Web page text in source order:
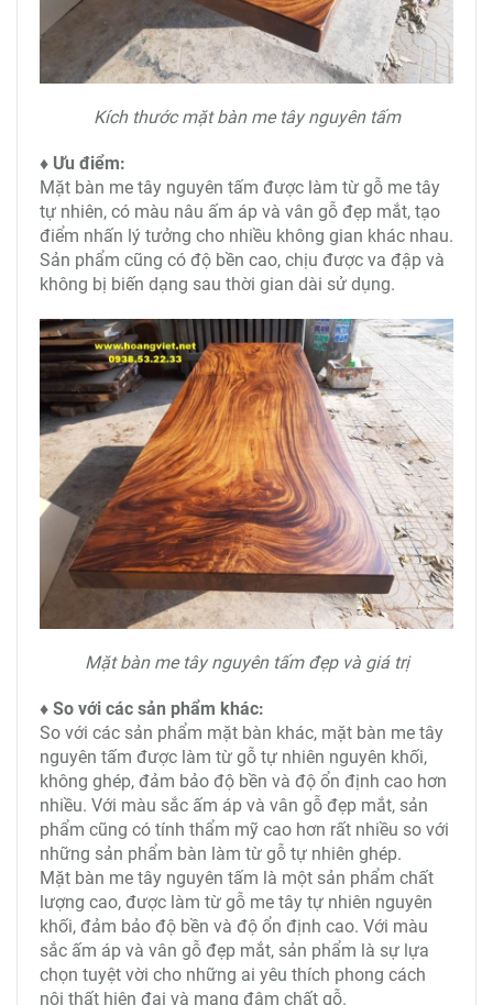
Kích thước mặt bàn me tây nguyên tấm
♦ Ưu điểm:
Mặt bàn me tây nguyên tấm được làm từ gỗ me tây
tự nhiên, có màu nâu ấm áp và vân gỗ đẹp mắt, tạo
điểm nhấn lý tưởng cho nhiều không gian khác nhau.
Sản phẩm cũng có độ bền cao, chịu được va đập và
không bị biến dạng sau thời gian dài sử dụng.
Mặt bàn me tây nguyên tấm đẹp và giá trị
♦ So với các sản phẩm khác:
So với các sản phẩm mặt bàn khác, mặt bàn me tây
nguyên tấm được làm từ gỗ tự nhiên nguyên khối,
không ghép, đảm bảo độ bền và độ ổn định cao hơn
nhiều. Với màu sắc ấm áp và vân gỗ đẹp mắt, sản
phẩm cũng có tính thẩm mỹ cao hơn rất nhiều so với
những sản phẩm bàn làm từ gỗ tự nhiên ghép.
Mặt bàn me tây nguyên tấm là một sản phẩm chất
lượng cao, được làm từ gỗ me tây tự nhiên nguyên
khối, đảm bảo độ bền và độ ổn định cao. Với màu
sắc ấm áp và vân gỗ đẹp mắt, sản phẩm là sự lựa
chọn tuyệt vời cho những ai yêu thích phong cách
nội thất hiện đại và mang đậm chất gỗ.